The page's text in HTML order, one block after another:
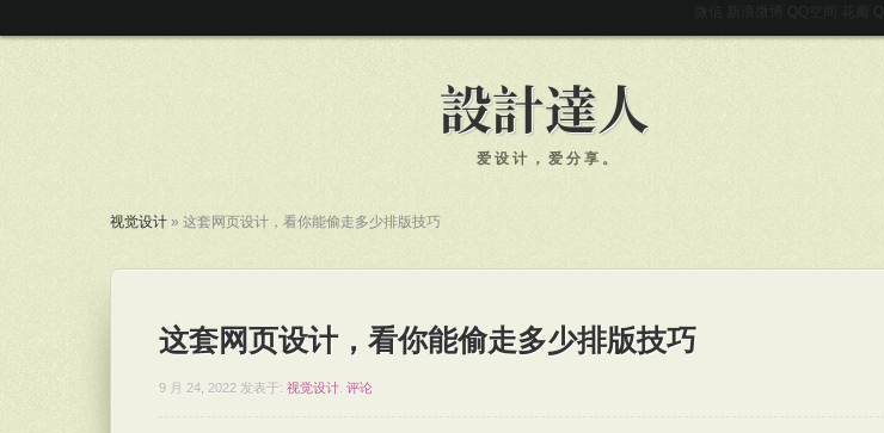
爱设计，爱分享。
视觉设计 » 这套网页设计，看你能偷走多少排版技巧
这套网页设计，看你能偷走多少排版技巧
9 月 24, 2022 发表于: 视觉设计 评论